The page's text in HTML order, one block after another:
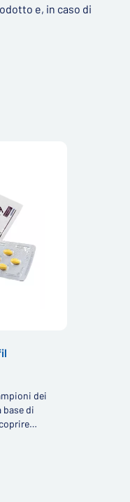
e, in caso di
dei
di